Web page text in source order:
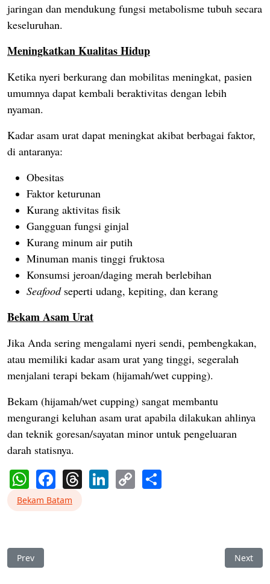
jaringan dan mendukung fungsi metabolisme tubuh secara
keseluruhan.
Meningkatkan Kualitas Hidup
Ketika nyeri berkurang dan mobilitas meningkat, pasien
umumnya dapat kembali beraktivitas dengan lebih
nyaman.
Kadar asam urat dapat meningkat akibat berbagai faktor,
di antaranya:
Obesitas
Faktor keturunan
Kurang aktivitas fisik
Gangguan fungsi ginjal
Kurang minum air putih
Minuman manis tinggi fruktosa
Konsumsi jeroan/daging merah berlebihan
Seafood seperti udang, kepiting, dan kerang
Bekam Asam Urat
Jika Anda sering mengalami nyeri sendi, pembengkakan,
atau memiliki kadar asam urat yang tinggi, segeralah
menjalani terapi bekam (hijamah/wet cupping).
Bekam (hijamah/wet cupping) sangat membantu
mengurangi keluhan asam urat apabila dilakukan ahlinya
dan teknik goresan/sayatan minor untuk pengeluaran
darah statisnya.
WhatsApp
Facebook
Threads
LinkedIn
Copy
Link
Bekam Batam
Previous article: Bekam Batam Turunkan Diabetes Jadi Stabil
Prev Next
Next